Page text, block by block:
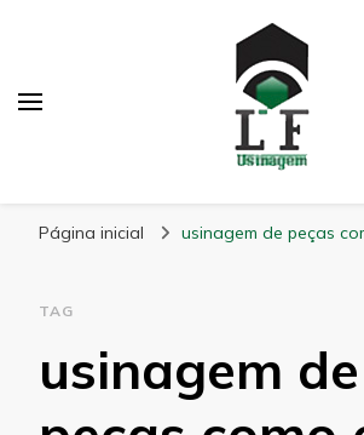
Página inicial usinagem de peças
TAG
usinagem de